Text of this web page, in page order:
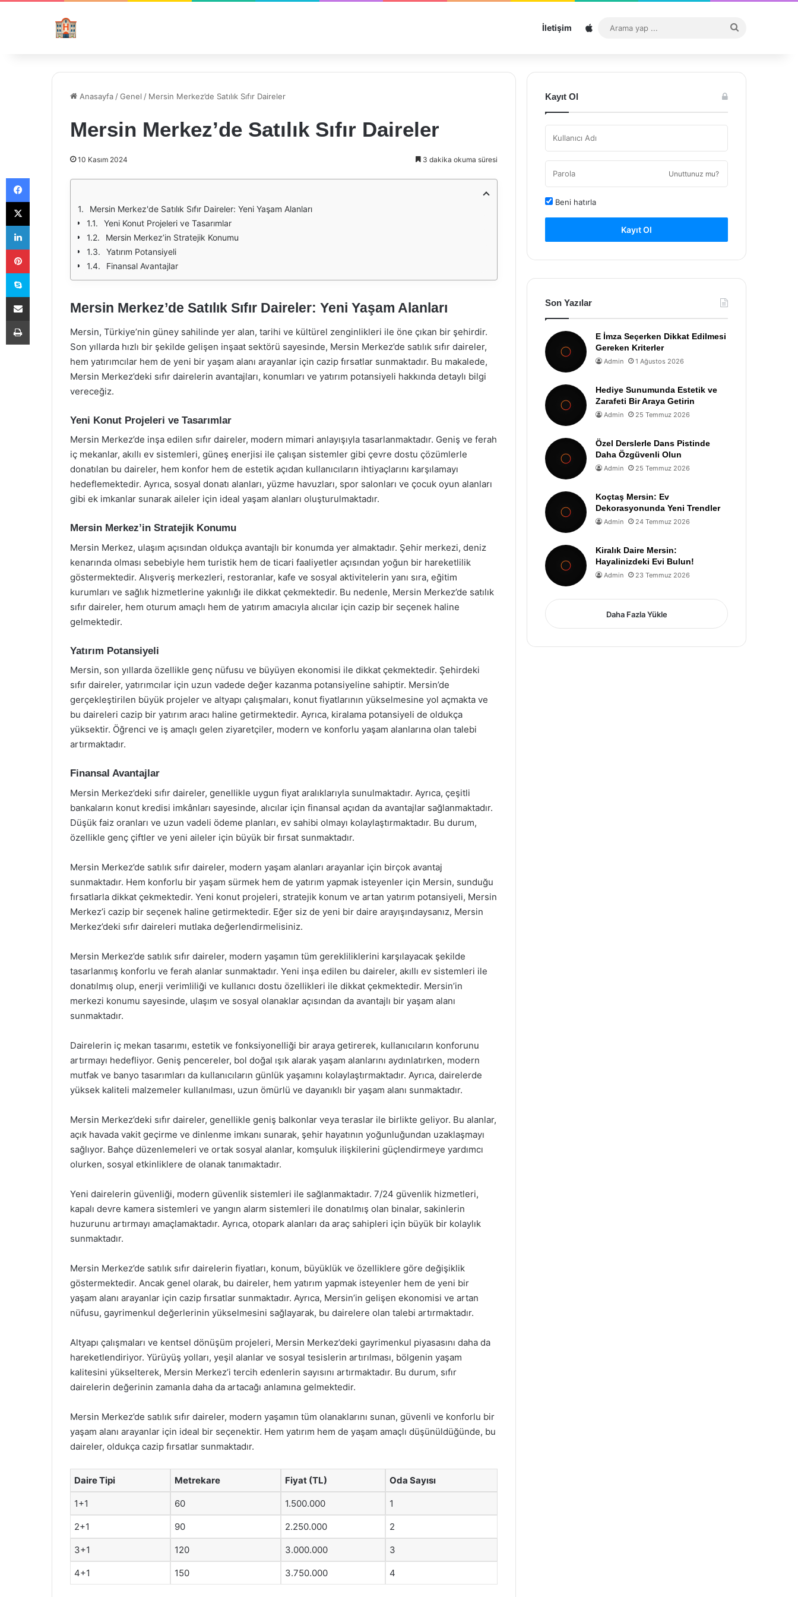
İletişim Sitemap
...
Anasayfa /Genel / Mersin Merkez’de Satılık Sıfır Daireler
Mersin Merkez’de Satılık Sıfır Daireler
10 Kasım 2024 3 dakika okuma süresi
Mersin Merkez'de Satılık Sıfır Daireler: Yeni Yaşam Alanları
Yeni Konut Projeleri ve Tasarımlar
Mersin Merkez’in Stratejik Konumu
Yatırım Potansiyeli
Finansal Avantajlar
Mersin Merkez’de Satılık Sıfır Daireler: Yeni Yaşam Alanları
Mersin, Türkiye’nin güney sahilinde yer alan, tarihi ve kültürel zenginlikleri ile öne çıkan bir şehirdir.
Son yıllarda hızlı bir şekilde gelişen inşaat sektörü sayesinde, Mersin Merkez’de satılık sıfır daireler,
hem yatırımcılar hem de yeni bir yaşam alanı arayanlar için cazip fırsatlar sunmaktadır. Bu makalede,
Mersin Merkez’deki sıfır dairelerin avantajları, konumları ve yatırım potansiyeli hakkında detaylı bilgi
vereceğiz.
Yeni Konut Projeleri ve Tasarımlar
Mersin Merkez’de inşa edilen sıfır daireler, modern mimari anlayışıyla tasarlanmaktadır. Geniş ve ferah
iç mekanlar, akıllı ev sistemleri, güneş enerjisi ile çalışan sistemler gibi çevre dostu çözümlerle
donatılan bu daireler, hem konfor hem de estetik açıdan kullanıcıların ihtiyaçlarını karşılamayı
hedeflemektedir. Ayrıca, sosyal donatı alanları, yüzme havuzları, spor salonları ve çocuk oyun alanları
gibi ek imkanlar sunarak aileler için ideal yaşam alanları oluşturulmaktadır.
Mersin Merkez’in Stratejik Konumu
Mersin Merkez, ulaşım açısından oldukça avantajlı bir konumda yer almaktadır. Şehir merkezi, deniz
kenarında olması sebebiyle hem turistik hem de ticari faaliyetler açısından yoğun bir hareketlilik
göstermektedir. Alışveriş merkezleri, restoranlar, kafe ve sosyal aktivitelerin yanı sıra, eğitim
kurumları ve sağlık hizmetlerine yakınlığı ile dikkat çekmektedir. Bu nedenle, Mersin Merkez’de satılık
sıfır daireler, hem oturum amaçlı hem de yatırım amacıyla alıcılar için cazip bir seçenek haline
gelmektedir.
Yatırım Potansiyeli
Mersin, son yıllarda özellikle genç nüfusu ve büyüyen ekonomisi ile dikkat çekmektedir. Şehirdeki
sıfır daireler, yatırımcılar için uzun vadede değer kazanma potansiyeline sahiptir. Mersin’de
gerçekleştirilen büyük projeler ve altyapı çalışmaları, konut fiyatlarının yükselmesine yol açmakta ve
bu daireleri cazip bir yatırım aracı haline getirmektedir. Ayrıca, kiralama potansiyeli de oldukça
yüksektir. Öğrenci ve iş amaçlı gelen ziyaretçiler, modern ve konforlu yaşam alanlarına olan talebi
artırmaktadır.
Finansal Avantajlar
Mersin Merkez’deki sıfır daireler, genellikle uygun fiyat aralıklarıyla sunulmaktadır. Ayrıca, çeşitli
bankaların konut kredisi imkânları sayesinde, alıcılar için finansal açıdan da avantajlar sağlanmaktadır.
Düşük faiz oranları ve uzun vadeli ödeme planları, ev sahibi olmayı kolaylaştırmaktadır. Bu durum,
özellikle genç çiftler ve yeni aileler için büyük bir fırsat sunmaktadır.
Mersin Merkez’de satılık sıfır daireler, modern yaşam alanları arayanlar için birçok avantaj
sunmaktadır. Hem konforlu bir yaşam sürmek hem de yatırım yapmak isteyenler için Mersin, sunduğu
fırsatlarla dikkat çekmektedir. Yeni konut projeleri, stratejik konum ve artan yatırım potansiyeli, Mersin
Merkez’i cazip bir seçenek haline getirmektedir. Eğer siz de yeni bir daire arayışındaysanız, Mersin
Merkez’deki sıfır daireleri mutlaka değerlendirmelisiniz.
Mersin Merkez’de satılık sıfır daireler, modern yaşamın tüm gerekliliklerini karşılayacak şekilde
tasarlanmış konforlu ve ferah alanlar sunmaktadır. Yeni inşa edilen bu daireler, akıllı ev sistemleri ile
donatılmış olup, enerji verimliliği ve kullanıcı dostu özellikleri ile dikkat çekmektedir. Mersin’in
merkezi konumu sayesinde, ulaşım ve sosyal olanaklar açısından da avantajlı bir yaşam alanı
sunmaktadır.
Dairelerin iç mekan tasarımı, estetik ve fonksiyonelliği bir araya getirerek, kullanıcıların konforunu
artırmayı hedefliyor. Geniş pencereler, bol doğal ışık alarak yaşam alanlarını aydınlatırken, modern
mutfak ve banyo tasarımları da kullanıcıların günlük yaşamını kolaylaştırmaktadır. Ayrıca, dairelerde
yüksek kaliteli malzemeler kullanılması, uzun ömürlü ve dayanıklı bir yaşam alanı sunmaktadır.
Mersin Merkez’deki sıfır daireler, genellikle geniş balkonlar veya teraslar ile birlikte geliyor. Bu alanlar,
açık havada vakit geçirme ve dinlenme imkanı sunarak, şehir hayatının yoğunluğundan uzaklaşmayı
sağlıyor. Bahçe düzenlemeleri ve ortak sosyal alanlar, komşuluk ilişkilerini güçlendirmeye yardımcı
olurken, sosyal etkinliklere de olanak tanımaktadır.
Yeni dairelerin güvenliği, modern güvenlik sistemleri ile sağlanmaktadır. 7/24 güvenlik hizmetleri,
kapalı devre kamera sistemleri ve yangın alarm sistemleri ile donatılmış olan binalar, sakinlerin
huzurunu artırmayı amaçlamaktadır. Ayrıca, otopark alanları da araç sahipleri için büyük bir kolaylık
sunmaktadır.
Mersin Merkez’de satılık sıfır dairelerin fiyatları, konum, büyüklük ve özelliklere göre değişiklik
göstermektedir. Ancak genel olarak, bu daireler, hem yatırım yapmak isteyenler hem de yeni bir
yaşam alanı arayanlar için cazip fırsatlar sunmaktadır. Ayrıca, Mersin’in gelişen ekonomisi ve artan
nüfusu, gayrimenkul değerlerinin yükselmesini sağlayarak, bu dairelere olan talebi artırmaktadır.
Altyapı çalışmaları ve kentsel dönüşüm projeleri, Mersin Merkez’deki gayrimenkul piyasasını daha da
hareketlendiriyor. Yürüyüş yolları, yeşil alanlar ve sosyal tesislerin artırılması, bölgenin yaşam
kalitesini yükselterek, Mersin Merkez’i tercih edenlerin sayısını artırmaktadır. Bu durum, sıfır
dairelerin değerinin zamanla daha da artacağı anlamına gelmektedir.
Mersin Merkez’de satılık sıfır daireler, modern yaşamın tüm olanaklarını sunan, güvenli ve konforlu bir
yaşam alanı arayanlar için ideal bir seçenektir. Hem yatırım hem de yaşam amaçlı düşünüldüğünde, bu
daireler, oldukça cazip fırsatlar sunmaktadır.
Daire Tipi Metrekare Fiyat (TL) Oda Sayısı
1+1 60 1.500.000 1
2+1 90 2.250.000 2
3+1 120 3.000.000 3
4+1 150 3.750.000 4
Kayıt Ol
Unuttunuz mu?
Beni hatırla
Kayıt Ol
Son Yazılar
E İmza Seçerken Dikkat Edilmesi
Gereken Kriterler
Admin 1 Ağustos 2026
Hediye Sunumunda Estetik ve
Zarafeti Bir Araya Getirin
Admin 25 Temmuz 2026
Özel Derslerle Dans Pistinde
Daha Özgüvenli Olun
Admin 25 Temmuz 2026
Koçtaş Mersin: Ev
Dekorasyonunda Yeni Trendler
Admin 24 Temmuz 2026
Kiralık Daire Mersin:
Hayalinizdeki Evi Bulun!
Admin 23 Temmuz 2026
Daha Fazla Yükle
Facebook
X
LinkedIn
Pinterest
Skype
E-Posta ile paylaş